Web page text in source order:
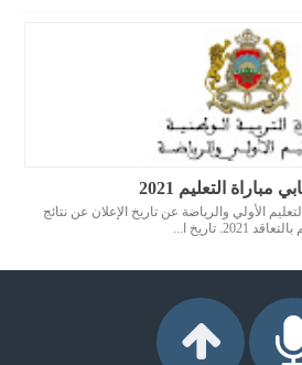
التعليم 2021
الأولي والرياضة عن تاريخ الإعلان عن نتائج
تاريخ ا...